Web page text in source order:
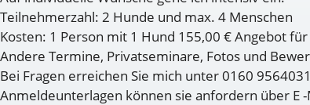
Teilnehmerzahl: 2 Hunde und max. 4 Menschen
Kosten: 1 Person mit 1 Hund 155,00 € Angebot
Andere Termine, Privatseminare, Fotos und
Bei Fragen erreichen Sie mich unter 0160
Anmeldeunterlagen können sie anfordern über E